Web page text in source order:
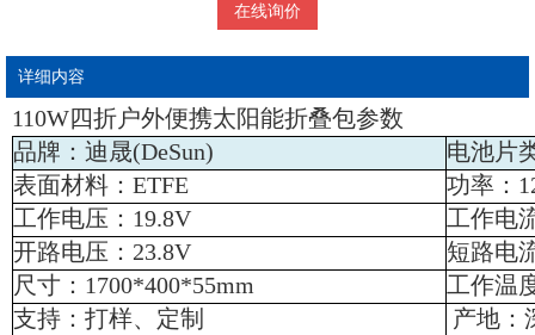
在线询价
详细内容
110W四折户外便携太阳能折叠包参数
品牌：迪晟(DeSun)
电池片
表面材料：ETFE
功率：
工作电压：19.8V
工作电
开路电压：23.8V
短路电
尺寸：1700*400*55mm
工作温
支持：打样、定制
产地：